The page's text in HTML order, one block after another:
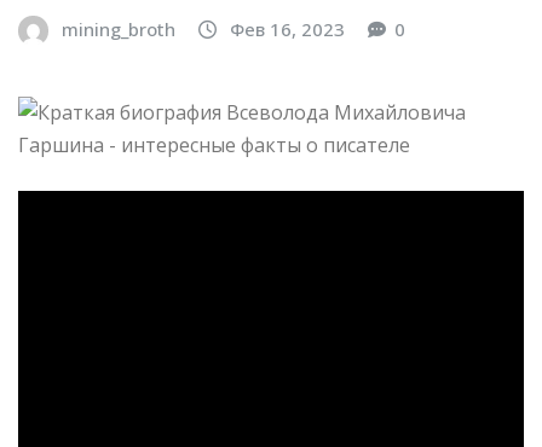
mining_broth Фев 16, 2023 0